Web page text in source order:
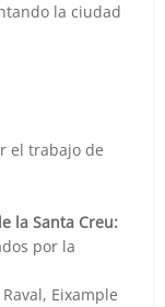
la ciudad
el trabajo de
la Santa Creu:
por la
Eixample